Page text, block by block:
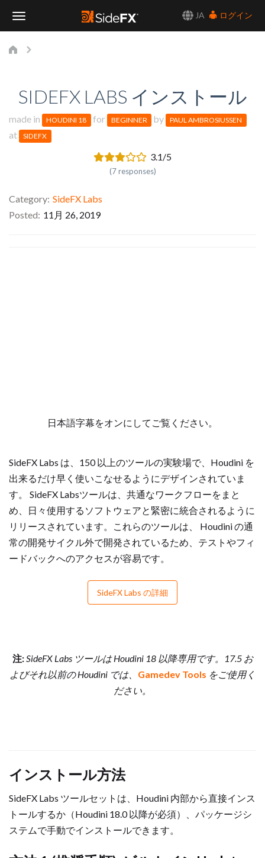
JA
ログイン
SIDEFX LABS インストール
made in HOUDINI 18 for BEGINNER by PAUL AMBROSIUSSEN
at SIDEFX
3.1/5
(7 responses)
Category SideFX Labs
Posted 11月 26, 2019
日本語字幕をオンにしてご覧ください。
SideFX Labs は、150 以上のツールの実験場で、Houdini を
出来るだけ早く使いこなせるようにデザインされていま
す。 SideFX Labsツールは、共通なワークフローをまと
め、日々使用するソフトウェアと緊密に統合されるように
リリースされています。これらのツールは、 Houdini の通
常の開発サイクル外で開発されているため、テストやフィ
ードバックへのアクセスが容易です。
SideFX Labs の詳細
注:SideFX Labs ツールは Houdini 18 以降専用です。17.5 お
よびそれ以前の Houdini では、 Gamedev Tools をご使用く
ださい。
インストール方法
SideFX Labs ツールセットは、Houdini 内部から直接インス
トールするか（Houdini 18.0 以降が必須）、パッケージシ
ステムで手動でインストールできます。